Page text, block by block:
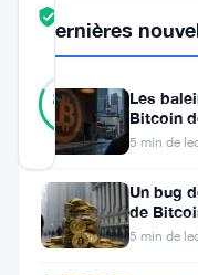
SCORE
82%
RÉEL
Vérifié
votes
Mis à jour 2
Réserve
Dernières
Les
Bitcoin
du
5 min de
Un bug
de
millions
5 min de